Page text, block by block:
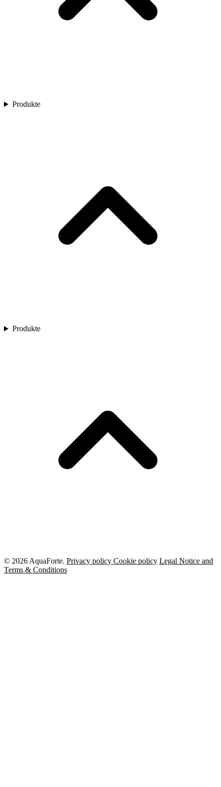
Produkte
Produkte
© 2026 AquaForte. Privacy policy Cookie policy Legal Notice and
Terms & Conditions